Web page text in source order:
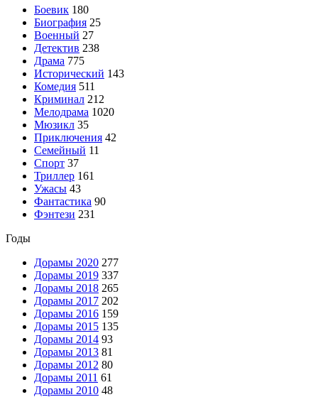
Боевик 180
Биография 25
Военный 27
Детектив 238
Драма 775
Исторический 143
Комедия 511
Криминал 212
Мелодрама 1020
Мюзикл 35
Приключения 42
Семейный 11
Спорт 37
Триллер 161
Ужасы 43
Фантастика 90
Фэнтези 231
Годы
Дорамы 2020 277
Дорамы 2019 337
Дорамы 2018 265
Дорамы 2017 202
Дорамы 2016 159
Дорамы 2015 135
Дорамы 2014 93
Дорамы 2013 81
Дорамы 2012 80
Дорамы 2011 61
Дорамы 2010 48